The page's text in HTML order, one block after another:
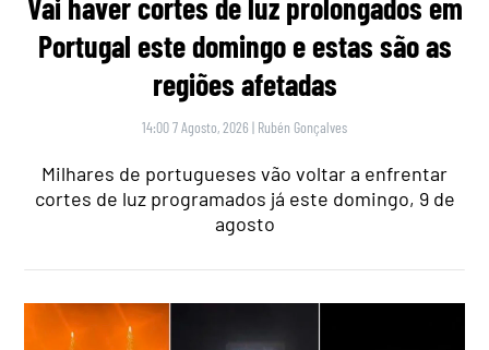
Vai haver cortes de luz prolongados em
Portugal este domingo e estas são as
regiões afetadas
14:00 7 Agosto, 2026 | Rubén Gonçalves
Milhares de portugueses vão voltar a enfrentar
cortes de luz programados já este domingo, 9 de
agosto